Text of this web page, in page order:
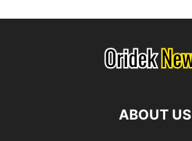
ABOUT US